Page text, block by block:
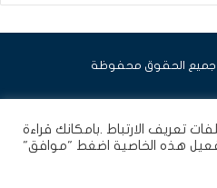
تعريف الارتباط .بامكانك قراءة
هذه الخاصية اضغط "موافق"